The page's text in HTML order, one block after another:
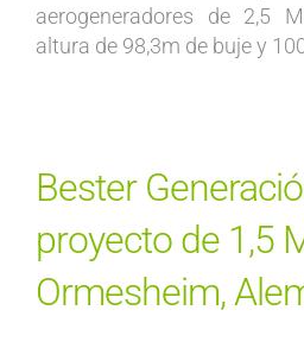
aerogeneradores de 2,5
altura de 98,3m de buje y
Bester
proyecto de 1,5
Ormesheim,